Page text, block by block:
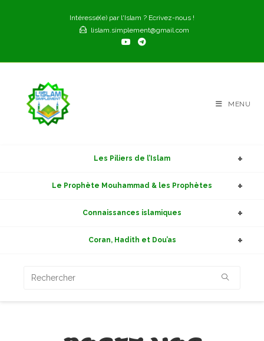
Intéressé(e) par l'Islam ? Ecrivez-nous !
lislam.simplement@gmail.com
MENU
Les Piliers de l’Islam
Le Prophète Mouhammad & les Prophètes
Connaissances islamiques
Coran, Hadith et Dou’as